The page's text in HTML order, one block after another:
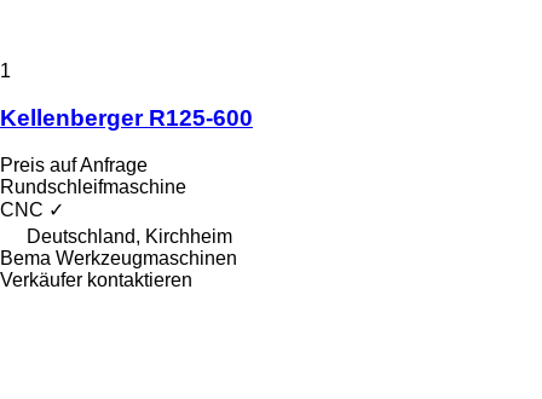
1
Kellenberger R125-600
Preis auf Anfrage
Rundschleifmaschine
CNC ✓
Deutschland, Kirchheim
Bema Werkzeugmaschinen
Verkäufer kontaktieren